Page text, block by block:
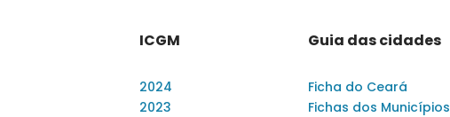
ICGM
2024
2023
Guia das cidades
Ficha do Ceará
Fichas dos Municípios